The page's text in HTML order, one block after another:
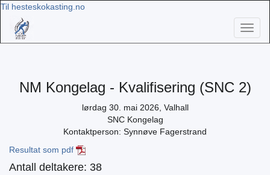
Til hesteskokasting.no
NM Kongelag - Kvalifisering (SNC 2)
lørdag 30. mai 2026, Valhall
SNC Kongelag
Kontaktperson: Synnøve Fagerstrand
Resultat som pdf
Antall deltakere: 38